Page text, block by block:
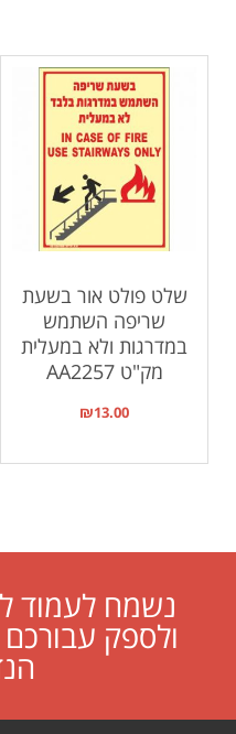
שלט פולט אור בשעת
שריפה השתמש
במדרגות ולא במעלית
מק"ט AA2257
₪13.00
נשמח לעמוד
ולספק עבורכם